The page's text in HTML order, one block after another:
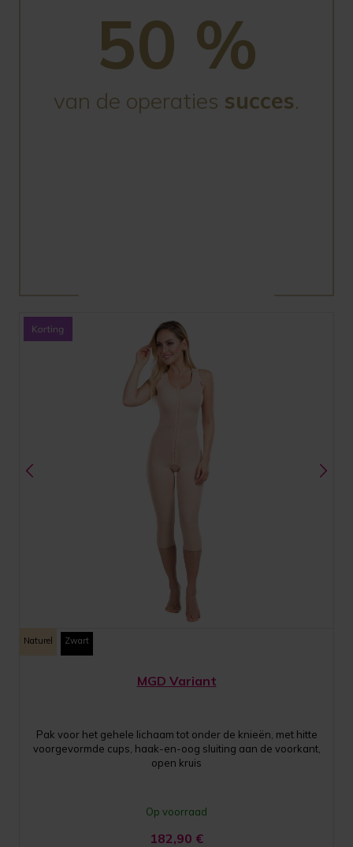
50 %
van de operaties succes.
Naturel Zwart
MGD Variant
Pak voor het gehele lichaam tot onder de knieën, met hitte
voorgevormde cups, haak-en-oog sluiting aan de voorkant,
open kruis
Op voorraad
182,90 €